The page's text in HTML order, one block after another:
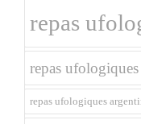
repas
repas
repas ufologiques